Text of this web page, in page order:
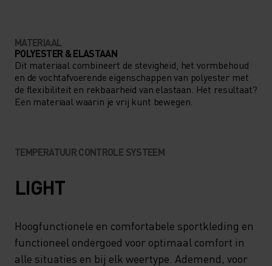
MATERIAAL
POLYESTER & ELASTAAN
Dit materiaal combineert de stevigheid, het vormbehoud
en de vochtafvoerende eigenschappen van polyester met
de flexibiliteit en rekbaarheid van elastaan. Het resultaat?
Een materiaal waarin je vrij kunt bewegen.
TEMPERATUUR CONTROLE SYSTEEM
LIGHT
Hoogfunctionele en comfortabele sportkleding en
functioneel ondergoed voor optimaal comfort in
alle situaties en bij elk weertype. Ademend, voor